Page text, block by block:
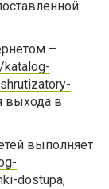
–
katalog-
выхода в
выполняет
dostupa,